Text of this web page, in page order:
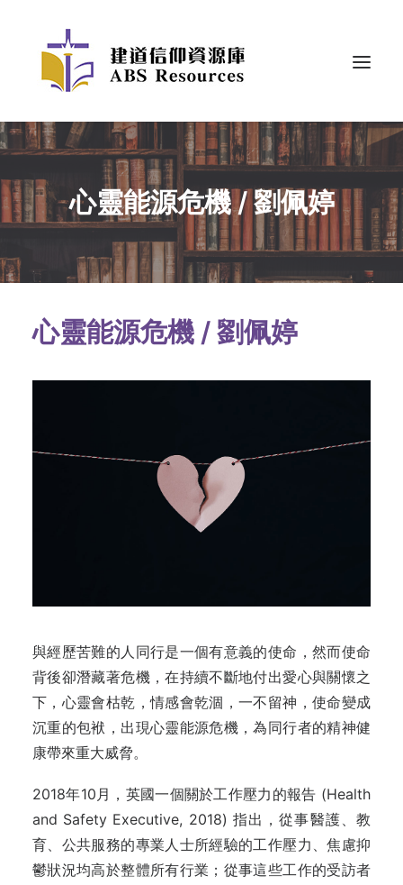
心靈能源危機 / 劉佩婷
心靈能源危機 / 劉佩婷
與經歷苦難的人同行是一個有意義的使命，然而使命
背後卻潛藏著危機，在持續不斷地付出愛心與關懷之
下，心靈會枯乾，情感會乾涸，一不留神，使命變成
沉重的包袱，出現心靈能源危機，為同行者的精神健
康帶來重大威脅。
2018年10月，英國一個關於工作壓力的報告 (Health
and Safety Executive, 2018) 指出，從事醫護、教
育、公共服務的專業人士所經驗的工作壓力、焦慮抑
鬱狀況均高於整體所有行業；從事這些工作的受訪者